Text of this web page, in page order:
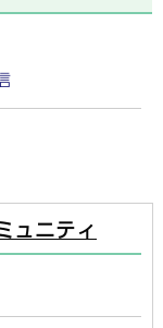
ュニティ